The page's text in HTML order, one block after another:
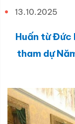
13.10.2025
Huấn từ Đức
tham dự